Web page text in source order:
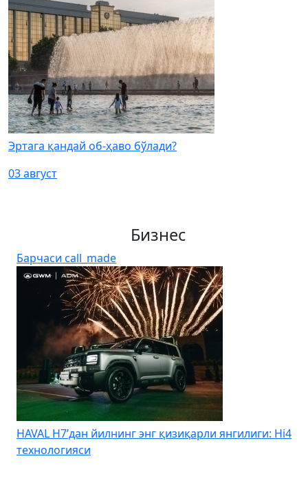
Эртага қандай об-ҳаво бўлади?
03 август
Бизнес
Барчаси call_made
HAVAL H7’дан йилнинг энг қизиқарли янгилиги: Hi4
технологияси